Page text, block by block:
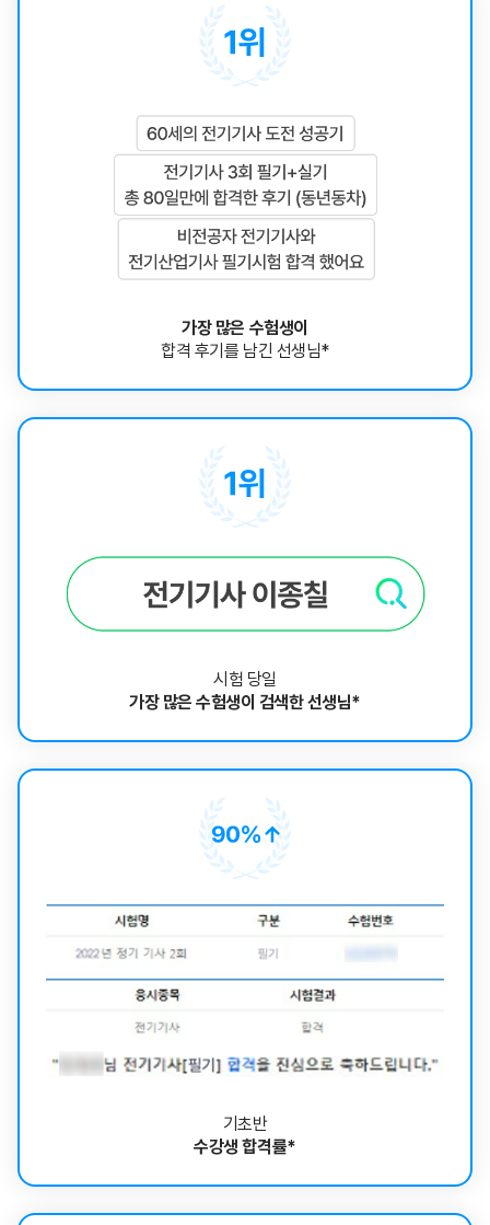
가장 많은 수험생이
합격 후기를 남긴 선생님*
시험 당일
가장 많은 수험생이 검색한 선생님*
기초반
수강생 합격률*